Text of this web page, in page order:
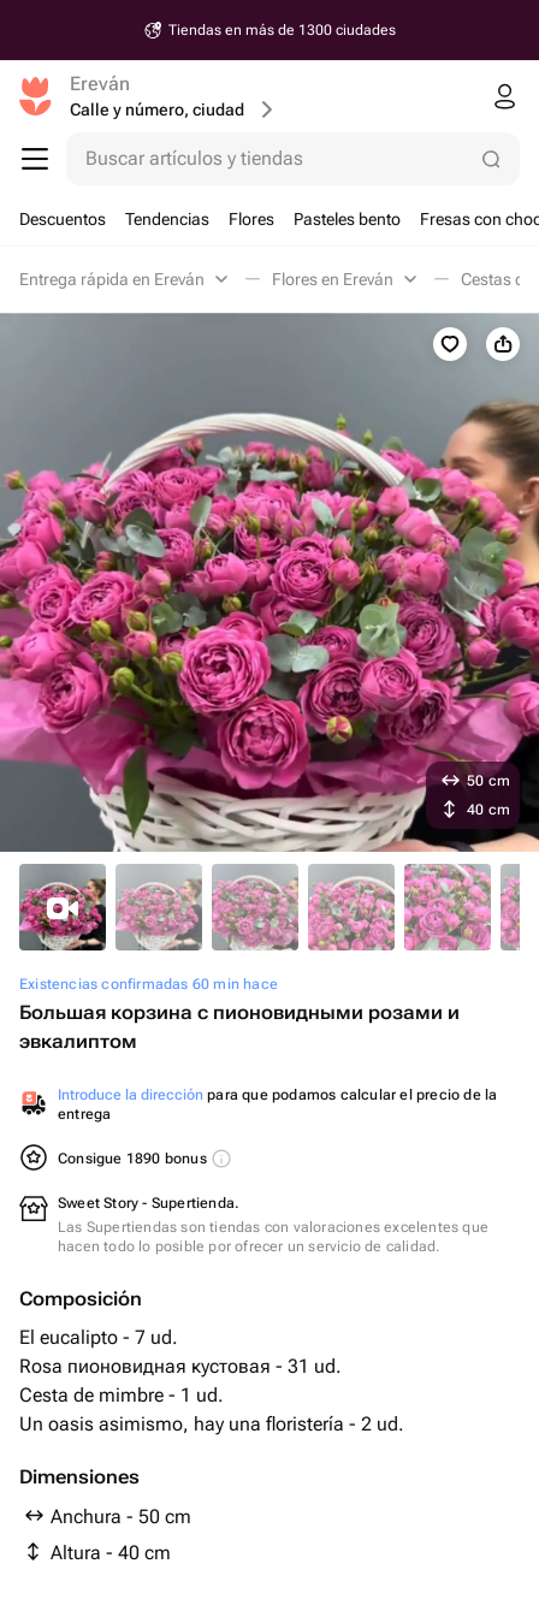
Tiendas en más de 1300 ciudades
Ereván
Calle y número, ciudad
Buscar artículos y tiendas
Descuentos Tendencias Flores Pasteles bento Fresas con
Entrega rápida en Ereván Flores en Ereván Cestas de
Existencias confirmadas 60 min hace
Большая корзина с пионовидными розами и
эвкалиптом
Introduce la dirección para que podamos calcular el precio de la
entrega
Consigue 1890 bonus
Sweet Story - Supertienda.
Las Supertiendas son tiendas con valoraciones excelentes que
hacen todo lo posible por ofrecer un servicio de calidad.
Composición
El eucalipto - 7 ud.
Rosa пионовидная кустовая - 31 ud.
Cesta de mimbre - 1 ud.
Un oasis asimismo, hay una floristería - 2 ud.
Dimensiones
Anchura - 50 cm
Altura - 40 cm
50 cm
40 cm